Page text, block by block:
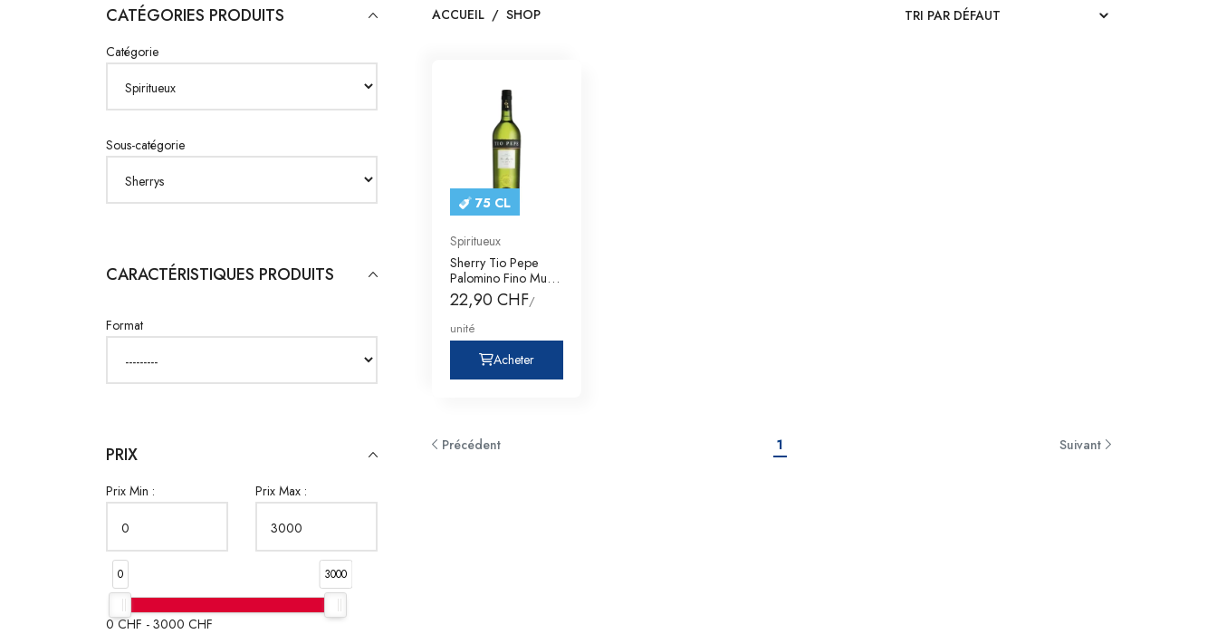
CATÉGORIES PRODUITS
Catégorie
Sous-catégorie
CARACTÉRISTIQUES PRODUITS
Format
PRIX
Prix Min : Prix Max :
0 3000
0CHF - 3000 CHF
ACCUEIL / SHOP
75 CL
Spiritueux
Sherry Tio Pepe
Palomino Fino Muy
Seco
22,90 CHF/
unité
Acheter
Précédent 1 Suivant